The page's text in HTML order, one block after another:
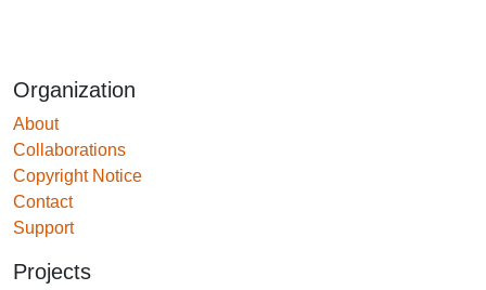
Organization
About
Collaborations
Copyright Notice
Contact
Support
Projects